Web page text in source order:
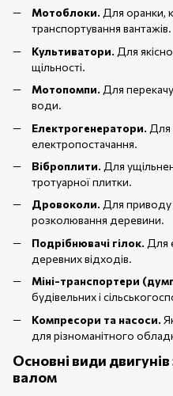
Мотоблоки. Для оранки,
транспортування вантажів.
Культиватори. Для
щільності.
Мотопомпи. Для
води.
Електрогенератори. Для
електропостачання.
Віброплити. Для
тротуарної плитки.
Дровоколи. Для приводу
розколювання деревини.
Подрібнювачі гілок. Для
деревних відходів.
Міні-транспортери
будівельних і
Компресори та насоси.
для різноманітного
Основні види
валом